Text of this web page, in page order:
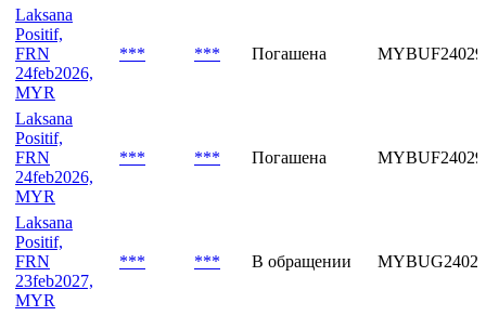
Laksana
Positif,
FRN
24feb2026,
MYR
*** *** Погашена
Laksana
Positif,
FRN
24feb2026,
MYR
*** *** Погашена
Laksana
Positif,
FRN
23feb2027,
MYR
*** *** В обращении